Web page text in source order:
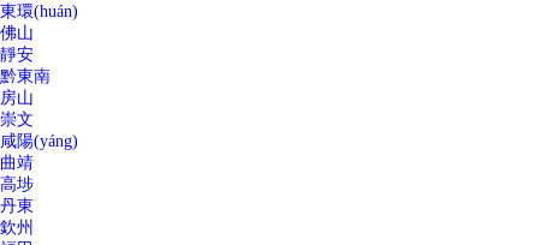
東環(huán)
佛山
靜安
黔東南
房山
崇文
咸陽(yáng)
曲靖
高埗
丹東
欽州